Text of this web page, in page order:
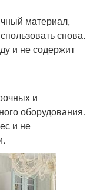
материал,
снова.
и не содержит
и
оборудования.
и не